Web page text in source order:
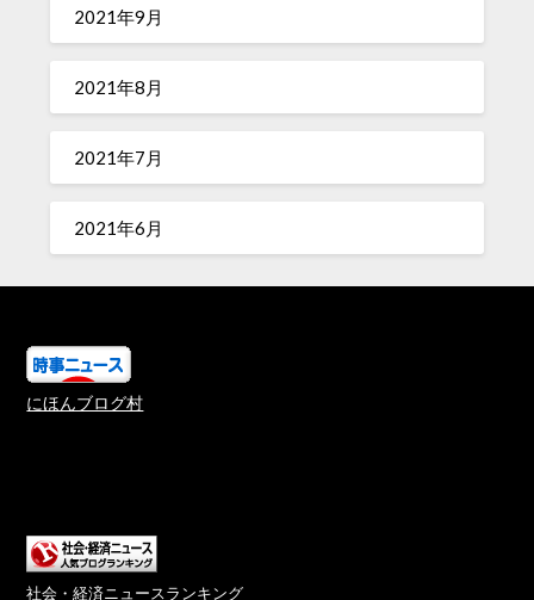
2021年9月
2021年8月
2021年7月
2021年6月
にほんブログ村
社会・経済ニュースランキング